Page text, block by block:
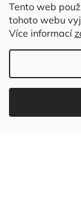
Tento web
tohoto webu
Více informací
Kontakt